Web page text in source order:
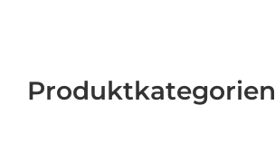
Produktkategorien